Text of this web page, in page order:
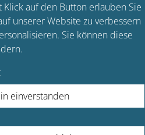
auf den Button erlauben Sie
unserer Website zu verbessern
Sie können diese
einverstanden